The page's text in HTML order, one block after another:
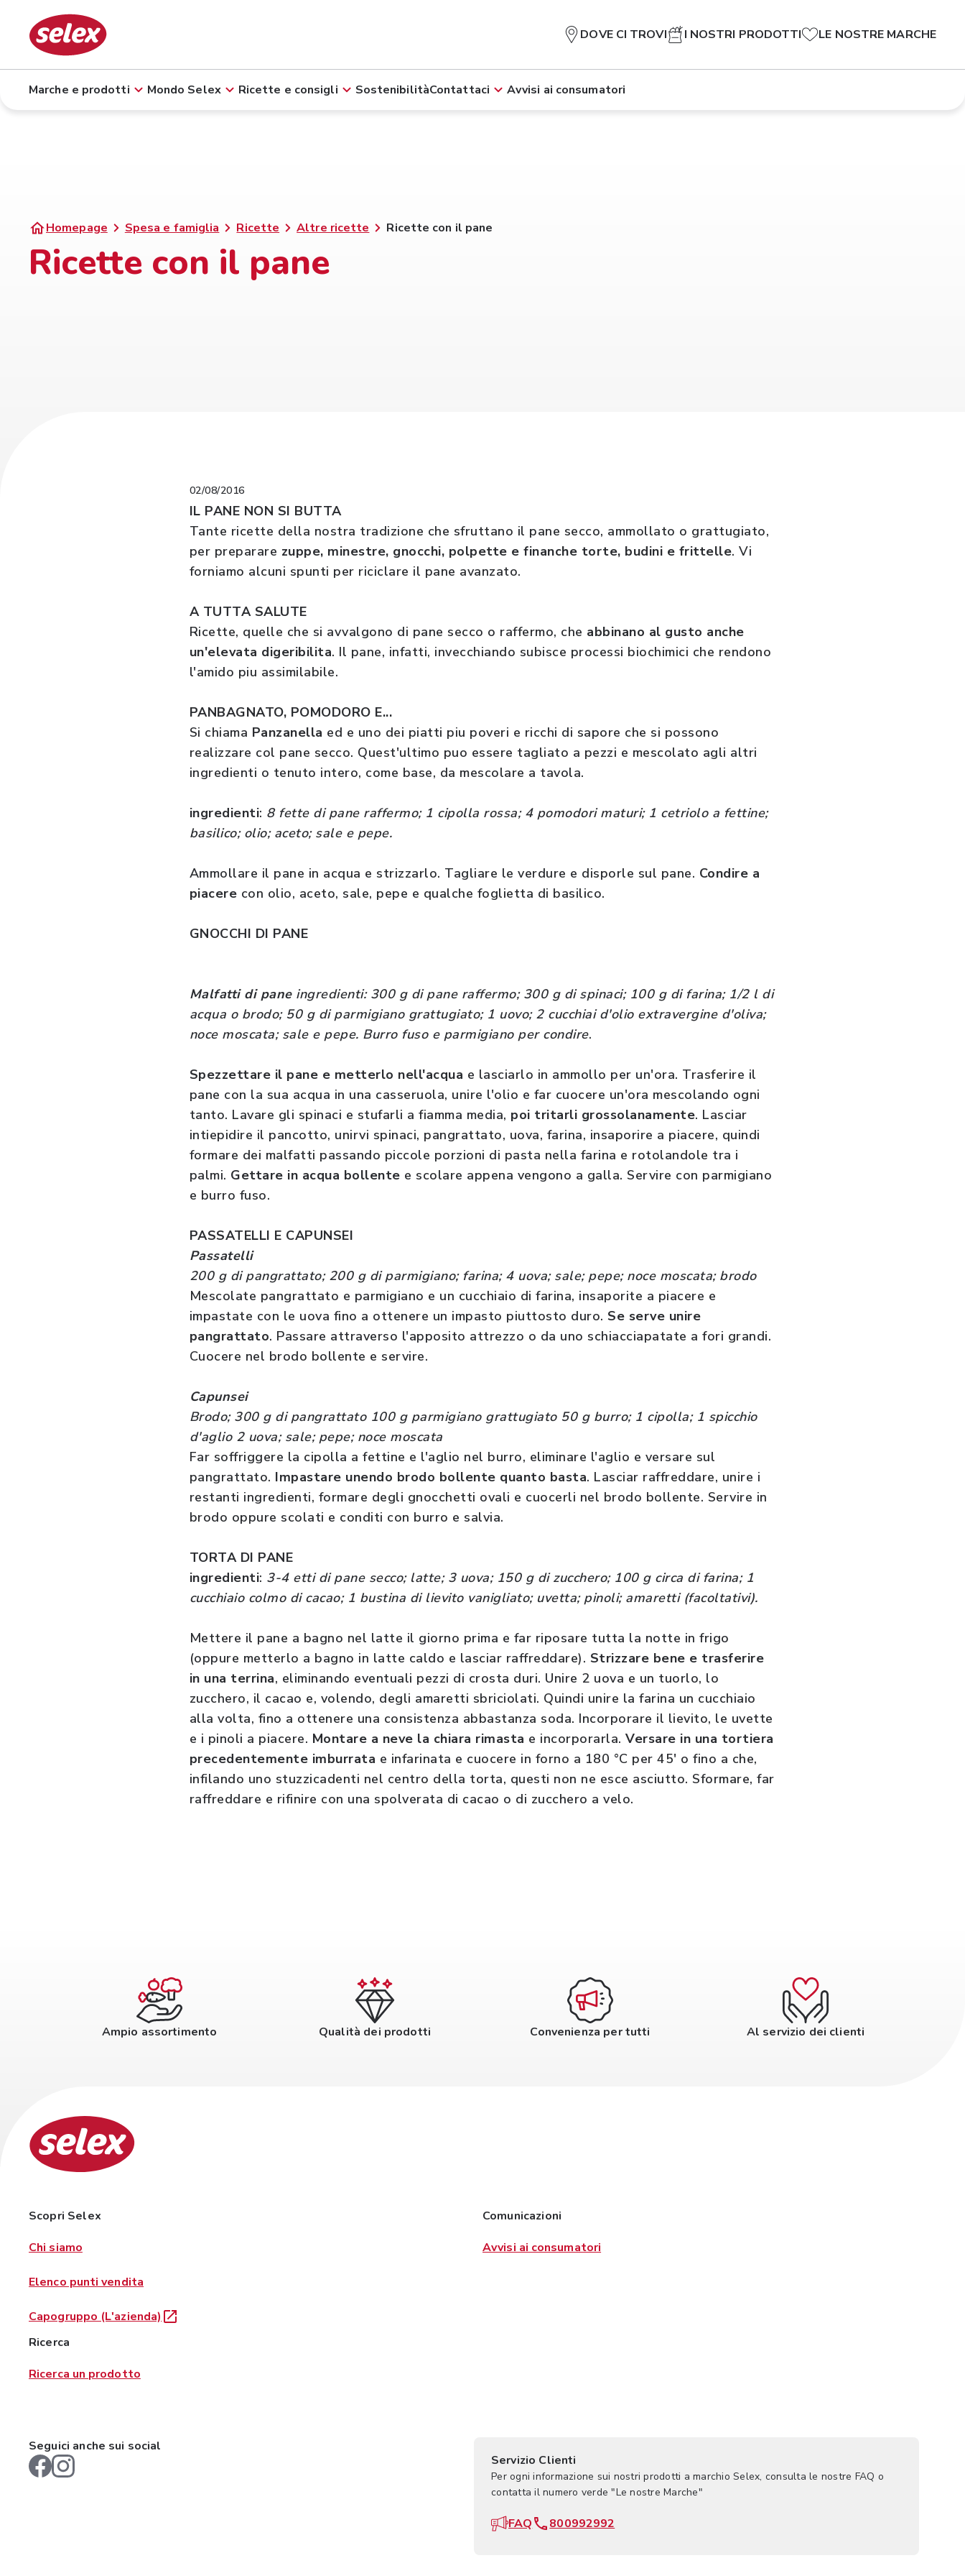
DOVE CI TROVI I NOSTRI PRODOTTI LE NOSTRE MARCHE
Marche e prodotti Mondo Selex Ricette e consigli SostenibilitàContattaci Avvisi ai consumatori
Homepage Spesa e famiglia Ricette Altre ricette Ricette con il pane
Ricette con il pane
02/08/2016
IL PANE NON SI BUTTA
Tante ricette della nostra tradizione che sfruttano il pane secco, ammollato o grattugiato,
per preparare zuppe, minestre, gnocchi, polpette e finanche torte, budini e frittelle. Vi
forniamo alcuni spunti per riciclare il pane avanzato.
A TUTTA SALUTE
Ricette, quelle che si avvalgono di pane secco o raffermo, che abbinano al gusto anche
un'elevata digeribilita. Il pane, infatti, invecchiando subisce processi biochimici che rendono
l'amido piu assimilabile.
PANBAGNATO, POMODORO E...
Si chiama Panzanella ed e uno dei piatti piu poveri e ricchi di sapore che si possono
realizzare col pane secco. Quest'ultimo puo essere tagliato a pezzi e mescolato agli altri
ingredienti o tenuto intero, come base, da mescolare a tavola.
ingredienti: 8 fette di pane raffermo; 1 cipolla rossa; 4 pomodori maturi; 1 cetriolo a fettine;
basilico; olio; aceto; sale e pepe.
Ammollare il pane in acqua e strizzarlo. Tagliare le verdure e disporle sul pane. Condire a
piacere con olio, aceto, sale, pepe e qualche foglietta di basilico.
GNOCCHI DI PANE
Malfatti di pane ingredienti: 300 g di pane raffermo; 300 g di spinaci; 100 g di farina; 1/2 l di
acqua o brodo; 50 g di parmigiano grattugiato; 1 uovo; 2 cucchiai d'olio extravergine d'oliva;
noce moscata; sale e pepe. Burro fuso e parmigiano per condire.
Spezzettare il pane e metterlo nell'acqua e lasciarlo in ammollo per un'ora. Trasferire il
pane con la sua acqua in una casseruola, unire l'olio e far cuocere un'ora mescolando ogni
tanto. Lavare gli spinaci e stufarli a fiamma media, poi tritarli grossolanamente. Lasciar
intiepidire il pancotto, unirvi spinaci, pangrattato, uova, farina, insaporire a piacere, quindi
formare dei malfatti passando piccole porzioni di pasta nella farina e rotolandole tra i
palmi. Gettare in acqua bollente e scolare appena vengono a galla. Servire con parmigiano
e burro fuso.
PASSATELLI E CAPUNSEI
Passatelli
200 g di pangrattato; 200 g di parmigiano; farina; 4 uova; sale; pepe; noce moscata; brodo
Mescolate pangrattato e parmigiano e un cucchiaio di farina, insaporite a piacere e
impastate con le uova fino a ottenere un impasto piuttosto duro. Se serve unire
pangrattato. Passare attraverso l'apposito attrezzo o da uno schiacciapatate a fori grandi.
Cuocere nel brodo bollente e servire.
Capunsei
Brodo; 300 g di pangrattato 100 g parmigiano grattugiato 50 g burro; 1 cipolla; 1 spicchio
d'aglio 2 uova; sale; pepe; noce moscata
Far soffriggere la cipolla a fettine e l'aglio nel burro, eliminare l'aglio e versare sul
pangrattato. Impastare unendo brodo bollente quanto basta. Lasciar raffreddare, unire i
restanti ingredienti, formare degli gnocchetti ovali e cuocerli nel brodo bollente. Servire in
brodo oppure scolati e conditi con burro e salvia.
TORTA DI PANE
ingredienti: 3-4 etti di pane secco; latte; 3 uova; 150 g di zucchero; 100 g circa di farina; 1
cucchiaio colmo di cacao; 1 bustina di lievito vanigliato; uvetta; pinoli; amaretti (facoltativi).
Mettere il pane a bagno nel latte il giorno prima e far riposare tutta la notte in frigo
(oppure metterlo a bagno in latte caldo e lasciar raffreddare). Strizzare bene e trasferire
in una terrina, eliminando eventuali pezzi di crosta duri. Unire 2 uova e un tuorlo, lo
zucchero, il cacao e, volendo, degli amaretti sbriciolati. Quindi unire la farina un cucchiaio
alla volta, fino a ottenere una consistenza abbastanza soda. Incorporare il lievito, le uvette
e i pinoli a piacere. Montare a neve la chiara rimasta e incorporarla.Versare in una tortiera
precedentemente imburrata e infarinata e cuocere in forno a 180 °C per 45' o fino a che,
infilando uno stuzzicadenti nel centro della torta, questi non ne esce asciutto. Sformare, far
raffreddare e rifinire con una spolverata di cacao o di zucchero a velo.
Ampio assortimento Qualità dei prodotti Convenienza per tutti Al servizio dei clienti
Scopri Selex
Chi siamo
Elenco punti vendita
Capogruppo (L'azienda)
Comunicazioni
Avvisi ai consumatori
Ricerca
Ricerca un prodotto
Seguici anche sui social
Servizio Clienti
Per ogni informazione sui nostri prodotti a marchio Selex, consulta le nostre FAQ o
contatta il numero verde "Le nostre Marche"
FAQ 800992992